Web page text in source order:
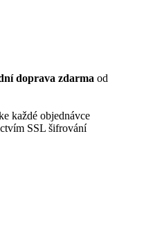
doprava zdarma od
každé objednávce
SSL šifrování